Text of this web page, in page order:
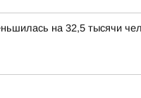
на 32,5 тысячи